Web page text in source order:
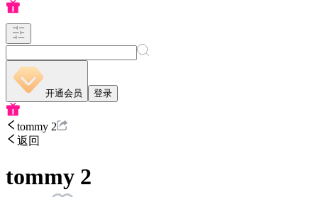
开通会员 登录
tommy 2
返回
tommy 2